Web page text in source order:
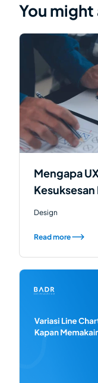
You might
Mengapa
Design
Read more